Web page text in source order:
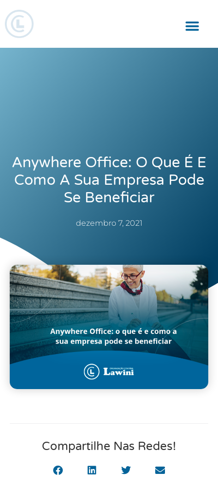
Anywhere Office: O Que É E
Como A Sua Empresa Pode
Se Beneficiar
dezembro 7, 2021
Compartilhe Nas Redes!